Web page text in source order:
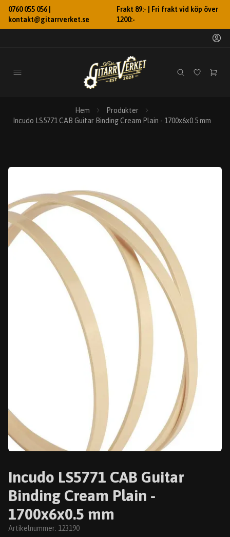
0760 055 056 |
kontakt@gitarrverket.se
Frakt 89:- | Fri frakt vid köp över
1200:-
Hem
Produkter
Incudo LS5771 CAB Guitar Binding Cream Plain - 1700x6x0.5 mm
Incudo LS5771 CAB Guitar
Binding Cream Plain -
1700x6x0.5 mm
Artikelnummer: 123190